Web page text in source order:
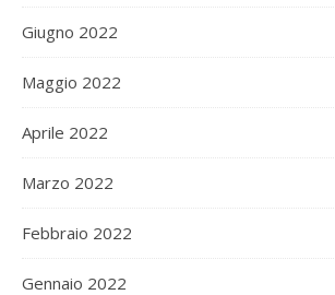
Giugno 2022
Maggio 2022
Aprile 2022
Marzo 2022
Febbraio 2022
Gennaio 2022